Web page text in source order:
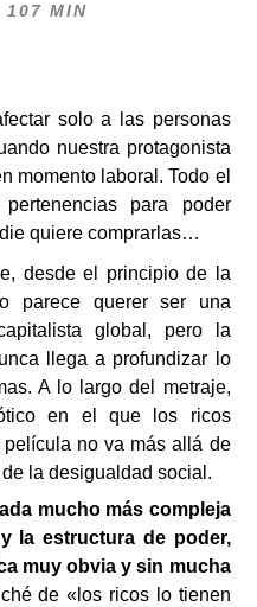
107 MIN
solo a las personas
nuestra protagonista
momento laboral. Todo el
para poder
quiere comprarlas…
desde el principio de la
parece querer ser una
global, pero la
llega a profundizar lo
A lo largo del metraje,
en el que los ricos
no va más allá de
la desigualdad social.
mucho más compleja
la estructura de poder,
muy obvia y sin mucha
de «los ricos lo tienen